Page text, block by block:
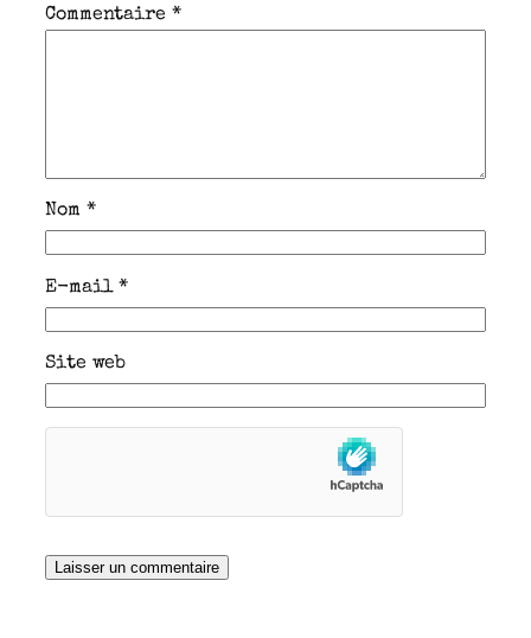
Commentaire *
Nom *
E-mail*
Site web